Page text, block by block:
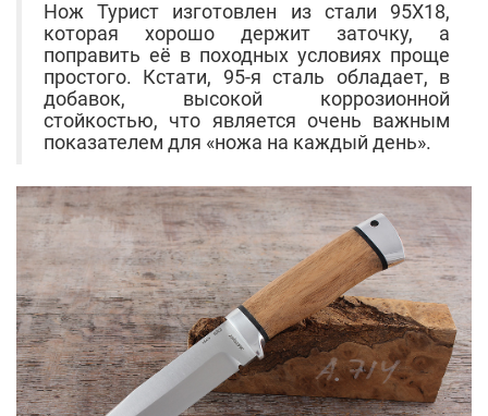
Нож Турист изготовлен из стали 95Х18,
которая хорошо держит заточку, а
поправить её в походных условиях проще
простого. Кстати, 95-я сталь обладает, в
добавок, высокой коррозионной
стойкостью, что является очень важным
показателем для «ножа на каждый день».